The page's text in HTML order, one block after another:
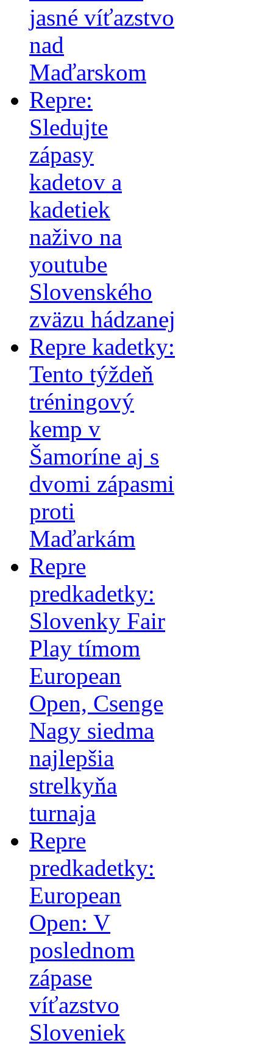
jasné víťazstvo
nad
Maďarskom
Repre:
Sledujte
zápasy
kadetov a
kadetiek
naživo na
youtube
Slovenského
zväzu hádzanej
Repre kadetky:
Tento týždeň
tréningový
kemp v
Šamoríne aj s
dvomi zápasmi
proti
Maďarkám
Repre
predkadetky:
Slovenky Fair
Play tímom
European
Open, Csenge
Nagy siedma
najlepšia
strelkyňa
turnaja
Repre
predkadetky:
European
Open: V
poslednom
zápase
víťazstvo
Sloveniek